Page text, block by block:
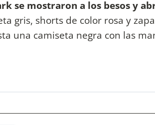
se mostraron a los besos y
gris, shorts de color rosa y
una camiseta negra con las